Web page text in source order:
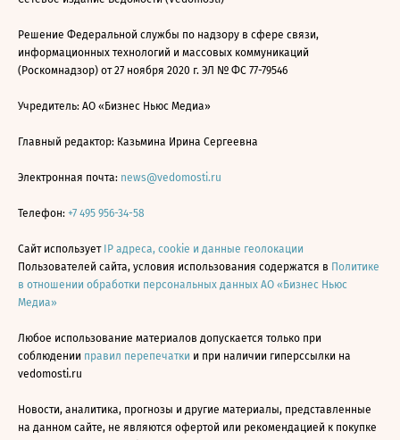
Решение Федеральной службы по надзору в сфере связи,
информационных технологий и массовых коммуникаций
(Роскомнадзор) от 27 ноября 2020 г. ЭЛ № ФС 77-79546
Учредитель: АО «Бизнес Ньюс Медиа»
Главный редактор: Казьмина Ирина Сергеевна
Электронная почта: news@vedomosti.ru
Телефон: +7 495 956-34-58
Сайт использует IP адреса, cookie и данные геолокации
Пользователей сайта, условия использования содержатся в Политике
в отношении обработки персональных данных АО «Бизнес Ньюс
Медиа»
Любое использование материалов допускается только при
соблюдении правил перепечатки и при наличии гиперссылки на
vedomosti.ru
Новости, аналитика, прогнозы и другие материалы, представленные
на данном сайте, не являются офертой или рекомендацией к покупке